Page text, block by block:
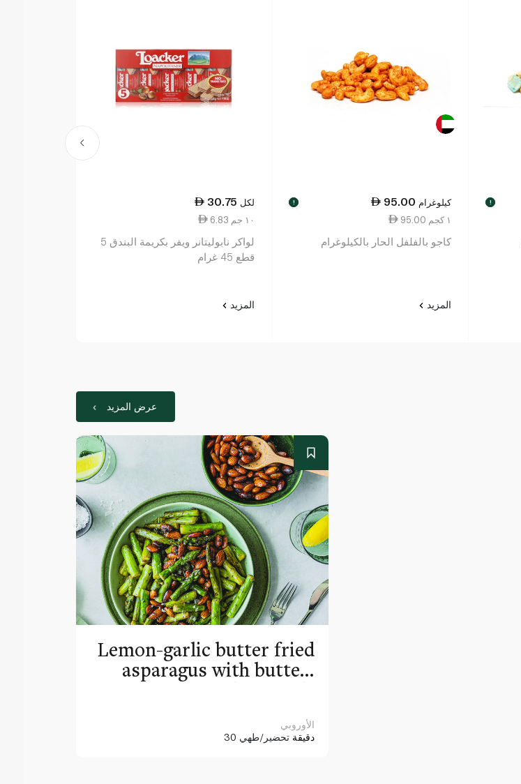
!
95.00 كيلوغرام !
95.00 ١ كجم
كاجو بالفلفل الحار بالكيلوغرام
المزيد
30.75 لكل
6.83 ١٠ جم
لواكر نابوليتانر ويفر بكريمة البندق 5
قطع 45 غرام
المزيد
عرض المزيد
Lemon-garlic butter fried
asparagus with butter-
toasted almonds
الأوروبي
30 دقيقة تحضير/طهي